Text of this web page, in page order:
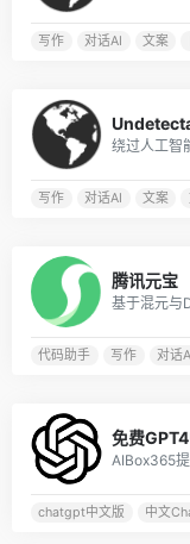
写作 对话AI 文案
绕过人工智
写作 对话AI 文案
腾讯元宝
代码助手 写作 对话
免费
chatgpt中文版 中文